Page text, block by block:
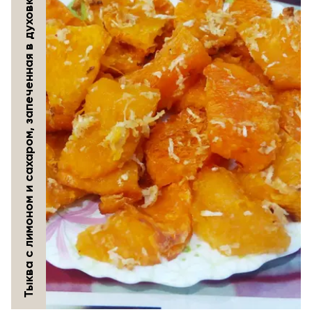
Тыква с лимоном и сахаром, запеченная в духовке